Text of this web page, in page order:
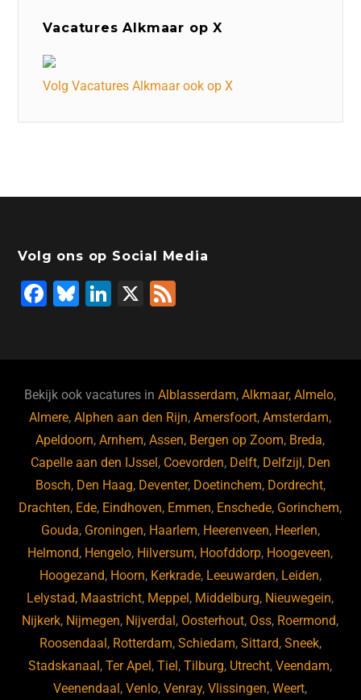
Vacatures Alkmaar op X
Volg Vacatures Alkmaar ook op X
Volg ons op Social Media
F
b
o
o
k
Bl
ky
Li
dI
n
X
Bekijk ook vacatures inAlblasserdam,Alkmaar,Almelo,
Almere,Alphen aan den Rijn,Amersfoort,Amsterdam,
Apeldoorn,Arnhem,Assen, Bergen op Zoom, Breda,
Capelle aan den IJssel, Coevorden, Delft, Delfzijl, Den
Bosch, Den Haag, Deventer, Doetinchem, Dordrecht,
Drachten, Ede, Eindhoven, Emmen, Enschede, Gorinchem,
Gouda, Groningen, Haarlem, Heerenveen, Heerlen,
Helmond, Hengelo, Hilversum, Hoofddorp, Hoogeveen,
Hoogezand, Hoorn, Kerkrade, Leeuwarden, Leiden,
Lelystad, Maastricht, Meppel, Middelburg, Nieuwegein,
Nijkerk, Nijmegen, Nijverdal, Oosterhout, Oss, Roermond,
Roosendaal, Rotterdam, Schiedam, Sittard, Sneek,
Stadskanaal,Ter Apel,Tiel,Tilburg, Utrecht,Veendam,
Veenendaal,Venlo,Venray,Vlissingen,Weert,